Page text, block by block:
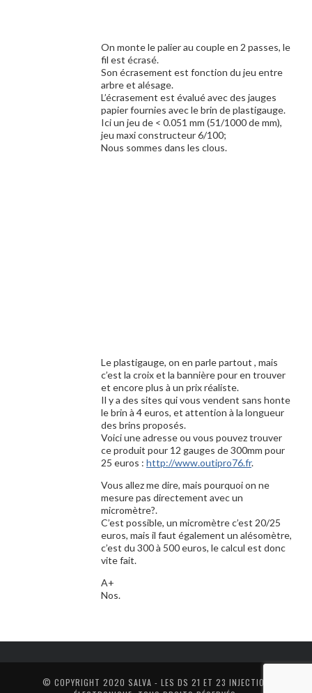
On monte le palier au couple en 2 passes, le
fil est écrasé.
Son écrasement est fonction du jeu entre
arbre et alésage.
L’écrasement est évalué avec des jauges
papier fournies avec le brin de plastigauge.
Ici un jeu de < 0.051 mm (51/1000 de mm),
jeu maxi constructeur 6/100;
Nous sommes dans les clous.
Le plastigauge, on en parle partout , mais
c’est la croix et la bannière pour en trouver
et encore plus à un prix réaliste.
Il y a des sites qui vous vendent sans honte
le brin à 4 euros, et attention à la longueur
des brins proposés.
Voici une adresse ou vous pouvez trouver
ce produit pour 12 gauges de 300mm pour
25 euros : http://www.outipro76.fr.
Vous allez me dire, mais pourquoi on ne
mesure pas directement avec un
micromètre?.
C’est possible, un micromètre c’est 20/25
euros, mais il faut également un alésomètre,
c’est du 300 à 500 euros, le calcul est donc
vite fait.
A+
Nos.
© COPYRIGHT 2020 SALVA - LES DS 21 ET 23 INJECTION